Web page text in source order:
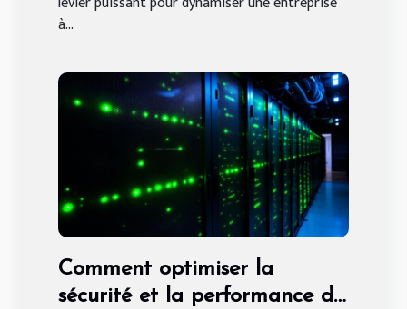
à...
Comment optimiser la
sécurité et la performance de